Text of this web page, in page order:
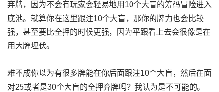
弃牌，因为不会有玩家会轻易地用10个大盲的筹码冒险进入
底池。就算你在这里跟注10个大盲，那你的牌力也会比较
强，甚至要比全押的时候更强，因为平跟看上去会很像是在
用大牌埋伏。
难不成你以为有很多牌能在你后面跟注10个大盲，然后在面
对25或者是30个大盲的全押弃牌吗？我认为是不可能的。